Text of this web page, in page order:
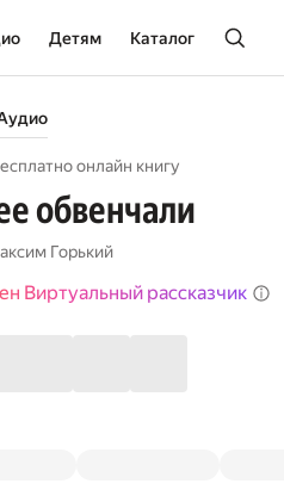
Детям Каталог
онлайн книгу
обвенчали
Горький
Виртуальный рассказчик